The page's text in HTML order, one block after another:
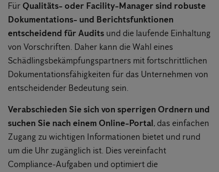
Für Qualitäts- oder Facility-Manager sind robuste
Dokumentations- und Berichtsfunktionen
entscheidend für Audits und die laufende Einhaltung
von Vorschriften. Daher kann die Wahl eines
Schädlingsbekämpfungspartners mit fortschrittlichen
Dokumentationsfähigkeiten für das Unternehmen von
entscheidender Bedeutung sein.
Verabschieden Sie sich von sperrigen Ordnern und
suchen Sie nach einem Online-Portal, das einfachen
Zugang zu wichtigen Informationen bietet und rund
um die Uhr zugänglich ist. Dies vereinfacht
Compliance-Aufgaben und optimiert die